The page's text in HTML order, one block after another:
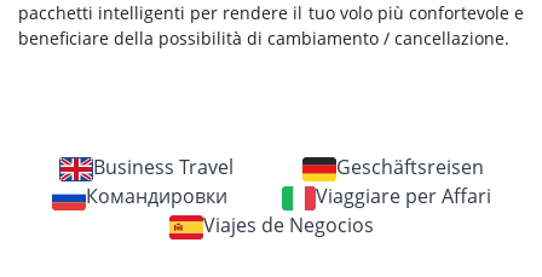
pacchetti intelligenti per rendere il tuo volo più confortevole e
beneficiare della possibilità di cambiamento / cancellazione.
Business Travel
Geschäftsreisen
Командировки
Viaggiare per Affari
Viajes de Negocios